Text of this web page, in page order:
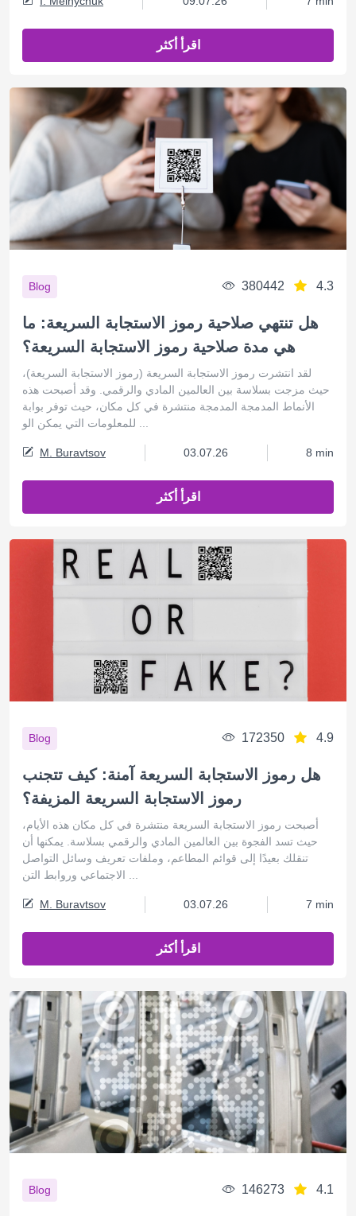
اقرأ أكثر
Blog 380442 4.3
هل تنتهي صلاحية رموز الاستجابة السريعة: ما
هي مدة صلاحية رموز الاستجابة السريعة؟
لقد انتشرت رموز الاستجابة السريعة (رموز الاستجابة السريعة)،
حيث مزجت بسلاسة بين العالمين المادي والرقمي. وقد أصبحت هذه
الأنماط المدمجة المدمجة منتشرة في كل مكان، حيث توفر بوابة
M. Buravtsov 03.07.26 8 min
اقرأ أكثر
Blog 172350 4.9
هل رموز الاستجابة السريعة آمنة: كيف تتجنب
رموز الاستجابة السريعة المزيفة؟
أصبحت رموز الاستجابة السريعة منتشرة في كل مكان هذه الأيام،
حيث تسد الفجوة بين العالمين المادي والرقمي بسلاسة. يمكنها أن
تنقلك بعيدًا إلى قوائم المطاعم، وملفات تعريف وسائل التواصل
M. Buravtsov 03.07.26 7 min
اقرأ أكثر
Blog 146273 4.1